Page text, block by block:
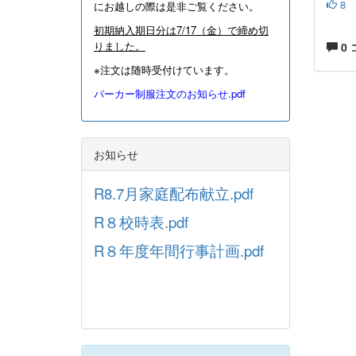
8
0
にお越しの際は是非ご覧ください。
初期納入期日分は7/17（金）で締め切
りました。
※注文は随時受付けています。
パーカー制服注文のお知らせ.pdf
お知らせ
R8.7月家庭配布献立.pdf
R８校時表.pdf
R８年度年間行事計画.pdf